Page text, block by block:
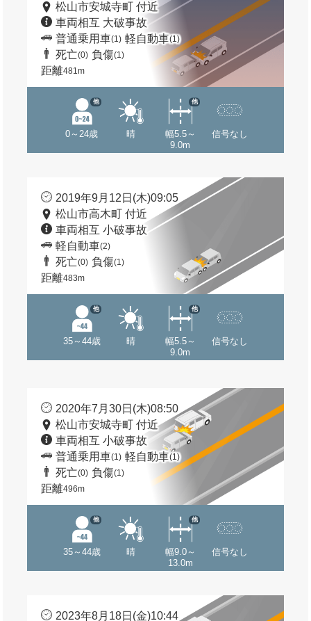
松山市安城寺町 付近
車両相互 大破事故
普通乗用車(1) 軽自動車(1)
死亡(0) 負傷(1)
距離481m
0～24歳
他
晴
幅5.5～
9.0m
他
信号なし
2019年9月12日(木)09:05
松山市高木町 付近
車両相互 小破事故
軽自動車(2)
死亡(0) 負傷(1)
距離483m
35～44歳
他
晴
幅5.5～
9.0m
他
信号なし
2020年7月30日(木)08:50
松山市安城寺町 付近
車両相互 小破事故
普通乗用車(1) 軽自動車(1)
死亡(0) 負傷(1)
距離496m
35～44歳
他
晴
幅9.0～
13.0m
他
信号なし
2023年8月18日(金)10:44